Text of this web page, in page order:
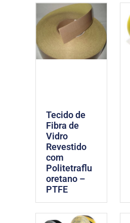
Tecido de
Fibra de
Vidro
Revestido
com
Politetraflu
oretano –
PTFE